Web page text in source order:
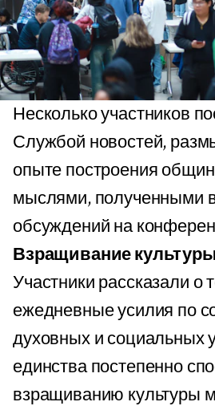
Несколько участников
Службой новостей,
опыте построения
мыслями, полученными
обсуждений на
Взращивание
Участники рассказали о
ежедневные усилия по
духовных и социальных
единства постепенно
взращиванию культуры